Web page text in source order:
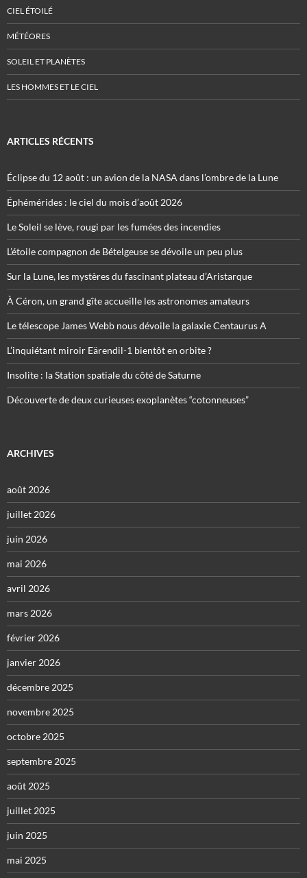
CIEL ÉTOILÉ
MÉTÉORES
SOLEIL ET PLANÈTES
LES HOMMES ET LE CIEL
ARTICLES RÉCENTS
Éclipse du 12 août : un avion de la NASA dans l’ombre de la Lune
Éphémérides : le ciel du mois d’août 2026
Le Soleil se lève, rougi par les fumées des incendies
L’étoile compagnon de Bételgeuse se dévoile un peu plus
Sur la Lune, les mystères du fascinant plateau d’Aristarque
À Céron, un grand gîte accueille les astronomes amateurs
Le télescope James Webb nous dévoile la galaxie Centaurus A
L’inquiétant miroir Eärendil-1 bientôt en orbite ?
Insolite : la Station spatiale du côté de Saturne
Découverte de deux curieuses exoplanètes “cotonneuses”
ARCHIVES
août 2026
juillet 2026
juin 2026
mai 2026
avril 2026
mars 2026
février 2026
janvier 2026
décembre 2025
novembre 2025
octobre 2025
septembre 2025
août 2025
juillet 2025
juin 2025
mai 2025